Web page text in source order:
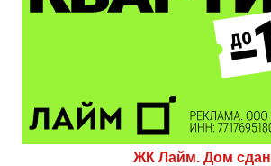
ЖК Лайм. Дом сдан